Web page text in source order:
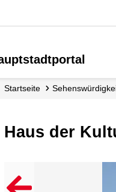
Startseite
Haus der